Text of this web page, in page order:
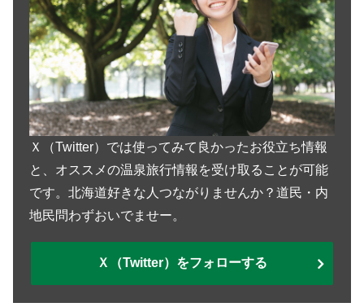
Ｘ（Twitter）では使ってみて良かったお役立ち情報
と、オススメの温泉旅行情報を受け取ることが可能
です。北海道好きな人つながりませんか？道民・内
地民問わずおいでませー。
Ｘ（Twitter）をフォローする